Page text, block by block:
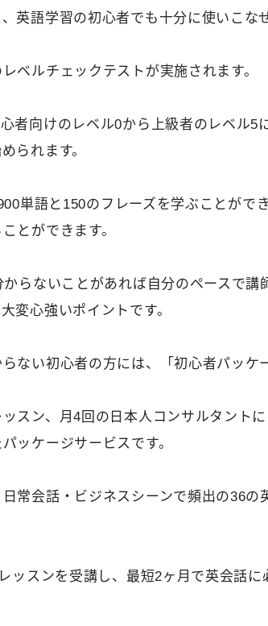
英語学習の初心者でも十分に使いこな
ベルチェックテストが実施されます。
者向けのレベル0から上級者のレベル5
られます。
単語と150のフレーズを学ぶことがで
とができます。
らないことがあれば自分のペースで講
変心強いポイントです。
ない初心者の方には、「初心者パッケ
スン、月4回の日本人コンサルタント
ッケージサービスです。
常会話・ビジネスシーンで頻出の36の
ッスンを受講し、最短2ヶ月で英会話に